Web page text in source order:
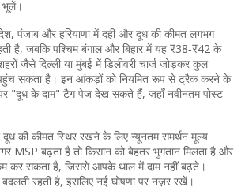
भूलें।
पंजाब और हरियाणा में दही और दूध की कीमत लगभग
है, जबकि पश्चिम बंगाल और बिहार में यह ₹38‑₹42 के
जैसे दिल्ली या मुंबई में डिलीवरी चार्ज जोड़कर कुल
सकता है। इन आंकड़ों को नियमित रूप से ट्रैक करने के
पर "दूध के दाम" टैग पेज देख सकते हैं, जहाँ नवीनतम पोस्ट
की कीमत स्थिर रखने के लिए न्यूनतम समर्थन मूल्य
MSP बढ़ता है तो किसान को बेहतर भुगतान मिलता है और
कर सकता है, जिससे आपके थाल में दाम नहीं बढ़ते।
बदलती रहती है, इसलिए नई घोषणा पर नज़र रखें।